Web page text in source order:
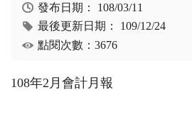
發布日期： 108/03/11
最後更新日期： 109/12/24
點閱次數：3676
108年2月會計月報